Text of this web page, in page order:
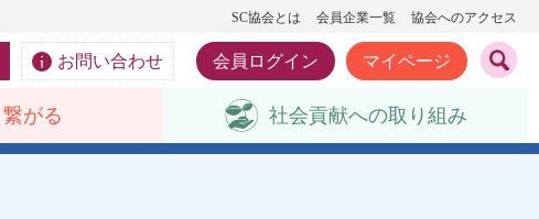
SC協会とは 会員企業一覧 協会へのアクセス
お問い合わせ 会員ログイン マイページ
繋がる 社会貢献への取り組み